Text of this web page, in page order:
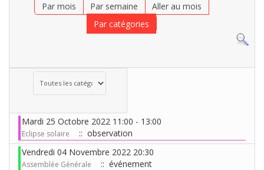
Par mois Par semaine
Aller au mois
Par catégories
Mardi 25 Octobre 2022 11:00 - 13:00
Eclipse solaire
:: observation
Vendredi 04 Novembre 2022 20:30
Assemblée Générale
:: événement